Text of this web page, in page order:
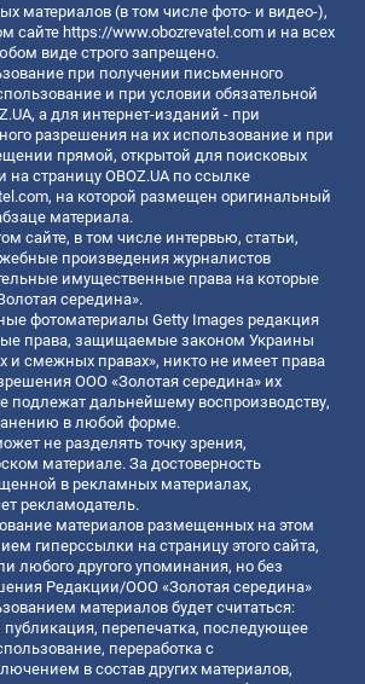
материалов (в том числе фото- и видео-),
сайте https://www.obozrevatel.com и на всех
виде строго запрещено.
при получении письменного
и при условии обязательной
а для интернет-изданий - при
разрешения на их использование и при
прямой, открытой для поисковых
на страницу OBOZ.UA по ссылке
, на которой размещен оригинальный
материала.
сайте, в том числе интервью, статьи,
произведения журналистов
имущественные права на которые
середина».
фотоматериалы Getty Images редакция
права, защищаемые законом Украины
и смежных правах», никто не имеет права
ООО «Золотая середина» их
подлежат дальнейшему воспроизводству,
в любой форме.
не разделять точку зрения,
материале. За достоверность
в рекламных материалах,
рекламодатель.
материалов размещенных на этом
гиперссылки на страницу этого сайта,
любого другого упоминания, но без
Редакции/ООО «Золотая середина»
материалов будет считаться:
перепечатка, последующее
переработка с
в состав других материалов,